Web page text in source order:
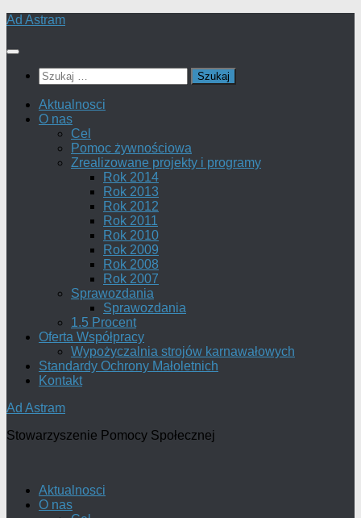
Skip
content
Ad Astram
Szukaj:
Aktualnosci
O nas
Cel
Pomoc żywnościowa
Zrealizowane projekty i programy
Rok 2014
Rok 2013
Rok 2012
Rok 2011
Rok 2010
Rok 2009
Rok 2008
Rok 2007
Sprawozdania
Sprawozdania
1.5 Procent
Oferta Współpracy
Wypożyczalnia strojów karnawałowych
Standardy Ochrony Małoletnich
Kontakt
Ad Astram
Stowarzyszenie Pomocy Społecznej
Aktualnosci
O nas